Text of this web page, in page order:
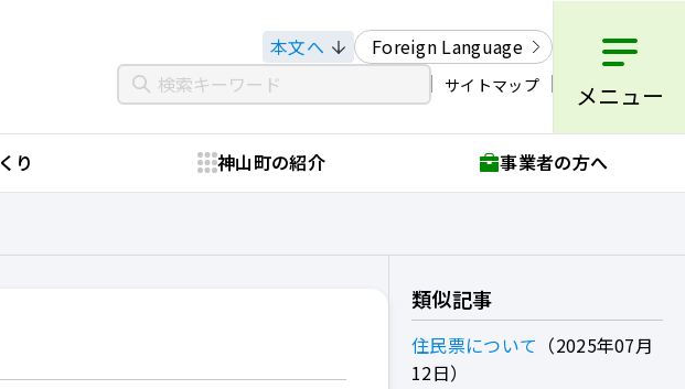
本文へ Foreign Language
サイトマップ メニュー
り 神山町の紹介 事業者の方へ
類似記事
住民票について
2025年07月
12日